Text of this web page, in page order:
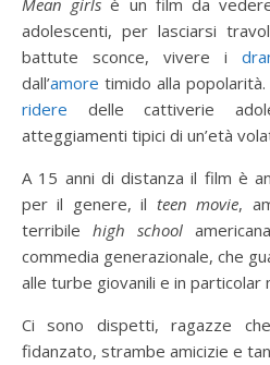
adolescenti, per lasciarsi
battute sconce, vivere i
dall’amore timido alla
ridere delle cattiverie
atteggiamenti tipici di un’età
A 15 anni di distanza il film è
per il genere, il teen movie,
terribile high school
commedia generazionale, che
alle turbe giovanili e in particolar
Ci sono dispetti, ragazze
fidanzato, strambe amicizie e